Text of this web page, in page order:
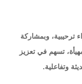
ترحيبية، وبمشاركة
تسهم في تعزيز
وتفاعلية.